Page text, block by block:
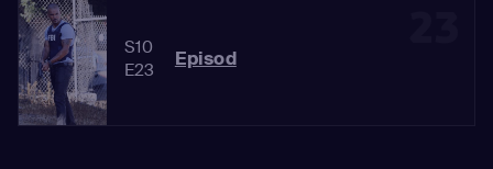
S10
E23
Episod